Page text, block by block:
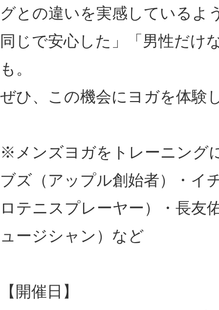
グとの違いを実感しているよ
同じで安心した」「男性だけ
も。
ぜひ、この機会にヨガを体験
※メンズヨガをトレーニング
ブズ（アップル創始者）・イ
ロテニスプレーヤー）・長友
ュージシャン）など
【開催日】